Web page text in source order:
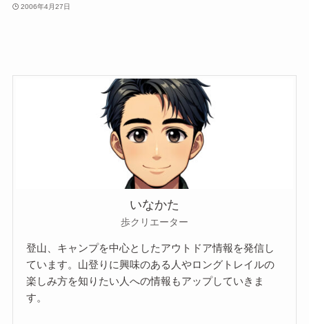
2006年4月27日
いなかた
歩クリエーター
登山、キャンプを中心としたアウトドア情報を発信し
ています。山登りに興味のある人やロングトレイルの
楽しみ方を知りたい人への情報もアップしていきま
す。